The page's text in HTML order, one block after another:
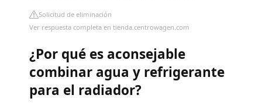
Solicitud de eliminación
Ver respuesta completa en tienda.centrowagen.com
¿Por qué es aconsejable
combinar agua y refrigerante
para el radiador?